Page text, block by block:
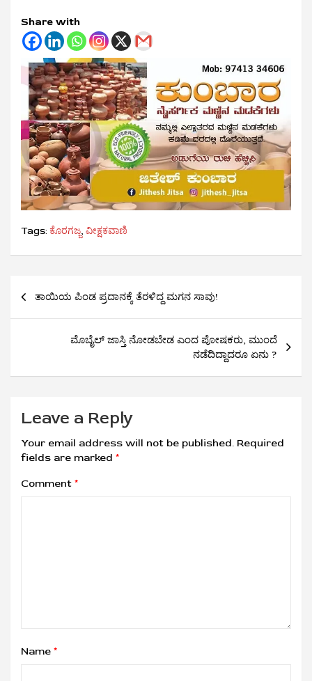
Share with
Tags: ಕೊರಗಜ್ಜ, ವೀಕ್ಷಕವಾಣಿ
ತಾಯಿಯ ಪಿಂಡ ಪ್ರದಾನಕ್ಕೆ ತೆರಳಿದ್ದ ಮಗನ ಸಾವು!
ಮೊಬೈಲ್​ ಜಾಸ್ತಿ ನೋಡಬೇಡ ಎಂದ ಪೋಷಕರು, ಮುಂದೆ
ನಡೆದಿದ್ದಾದರೂ ಏನು ?
Leave a Reply
Your email address will not be published. Required
fields are marked *
Comment *
Name *